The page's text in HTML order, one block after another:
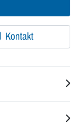
Kontakt